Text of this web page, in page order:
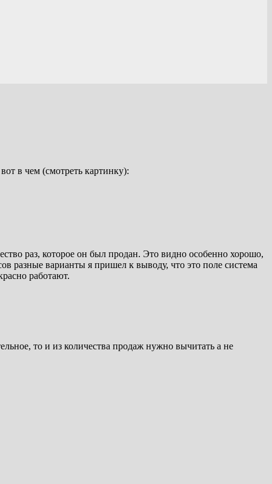
в чем (смотреть картинку):
раз, которое он был продан. Это видно особенно хорошо,
разные варианты я пришел к выводу, что это поле система
работают.
то и из количества продаж нужно вычитать а не